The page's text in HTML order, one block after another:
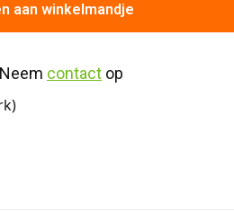
aan winkelmandje
contact op